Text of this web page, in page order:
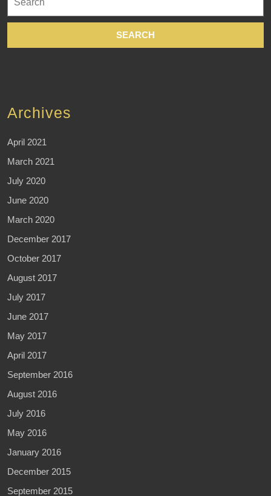
for:
Archives
April 2021
March 2021
July 2020
June 2020
March 2020
December 2017
October 2017
August 2017
July 2017
June 2017
May 2017
April 2017
September 2016
August 2016
July 2016
May 2016
January 2016
December 2015
September 2015